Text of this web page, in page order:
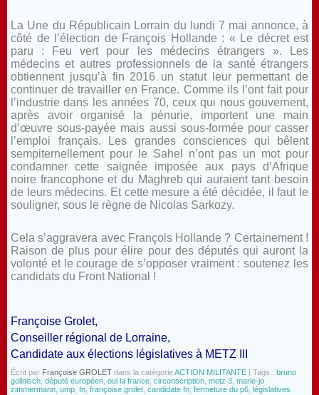
La Une du Républicain Lorrain du lundi 7 mai annonce, à
côté de l’élection de François Hollande : « Le décret est
paru : Feu vert pour les médecins étrangers ». Les
médecins et autres professionnels de la santé étrangers
obtiennent jusqu’à fin 2016 un statut leur permettant de
continuer de travailler en France. Comme ils l’ont fait pour
l’industrie dans les années 70, ceux qui nous gouvernent,
après avoir organisé la pénurie, importent une main
d’œuvre sous-payée mais aussi sous-formée pour casser
l’emploi français. Les grandes consciences qui bêlent
sempiternellement pour le Sahel n’ont pas un mot pour
condamner cette saignée imposée aux pays d’Afrique
noire francophone et du Maghreb qui auraient tant besoin
de leurs médecins. Et cette mesure a été décidée, il faut le
souligner, sous le règne de Nicolas Sarkozy.
Cela s’aggravera avec François Hollande ? Certainement !
Raison de plus pour élire pour des députés qui auront la
volonté et le courage de s’opposer vraiment : soutenez les
candidats du Front National !
Françoise Grolet,
Conseiller régional de Lorraine,
Candidate aux élections législatives à METZ III
Écrit par Françoise GROLET dans la catégorieACTION MILITANTE | Tags : bruno
gollnisch député européen oui la france circonscription metz 3 marie-jo
zimmermann ump fn françoise grolet candidate fn fermeture du p6 législatives